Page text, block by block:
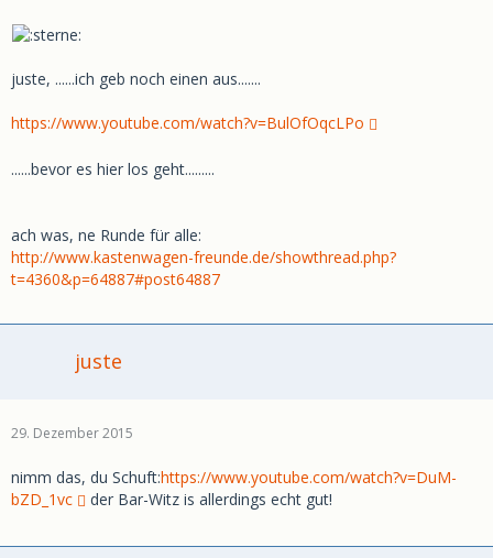
juste, ......ich geb noch einen aus.......
https://www.youtube.com/watch?v=BulOfOqcLPo
......bevor es hier los geht.........
ach was, ne Runde für alle:
http://www.kastenwagen-freunde.de/showthread.php?
t=4360&p=64887#post64887
juste
29. Dezember 2015
nimm das, du Schuft:https://www.youtube.com/watch?v=DuM-
bZD_1vc
der Bar-Witz is allerdings echt gut!